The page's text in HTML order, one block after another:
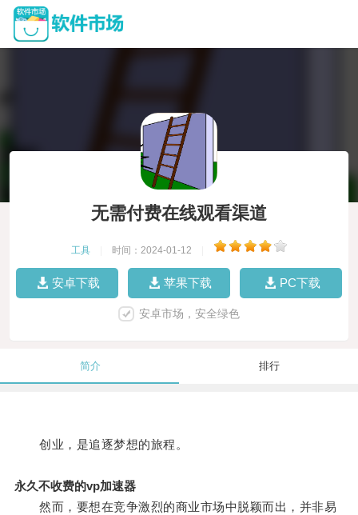
无需付费在线观看渠道
工具 时间：2024-01-12
安卓下载 苹果下载 PC下载
安卓市场，安全绿色
简介 排行
创业，是追逐梦想的旅程。
永久不收费的vp加速器
然而，要想在竞争激烈的商业市场中脱颖而出，并非易